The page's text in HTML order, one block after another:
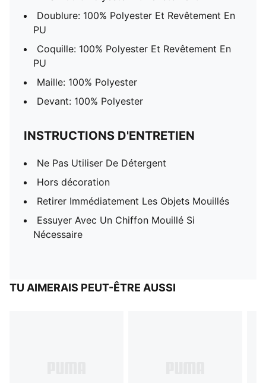
Doublure: 100% Polyester Et Revêtement En
PU
Coquille: 100% Polyester Et Revêtement En
PU
Maille: 100% Polyester
Devant: 100% Polyester
INSTRUCTIONS D'ENTRETIEN
Ne Pas Utiliser De Détergent
Hors décoration
Retirer Immédiatement Les Objets Mouillés
Essuyer Avec Un Chiffon Mouillé Si
Nécessaire
TU AIMERAIS PEUT-ÊTRE AUSSI